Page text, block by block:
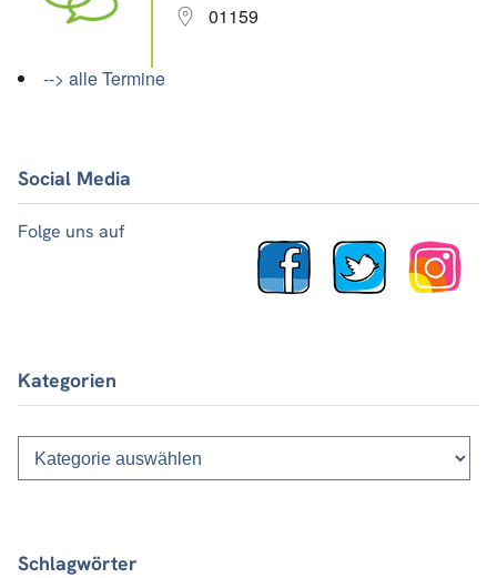
01159
--> alle Termine
Social Media
Folge uns auf
Kategorien
Kategorien
Schlagwörter